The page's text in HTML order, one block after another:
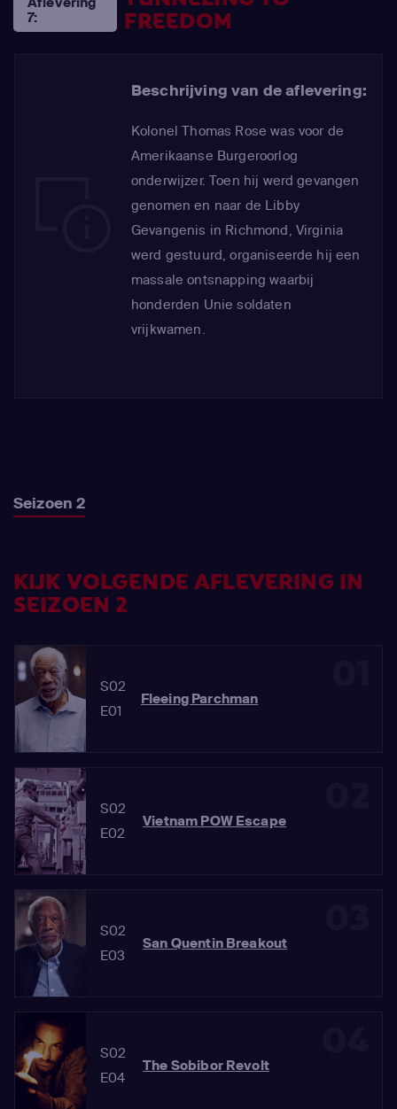
7:
FREEDOM
Beschrijving van de aflevering:
Kolonel Thomas Rose was voor de
Amerikaanse Burgeroorlog
onderwijzer. Toen hij werd gevangen
genomen en naar de Libby
Gevangenis in Richmond, Virginia
werd gestuurd, organiseerde hij een
massale ontsnapping waarbij
honderden Unie soldaten
vrijkwamen.
Seizoen 2
KIJK VOLGENDE AFLEVERING IN
SEIZOEN 2
S02
E01
Fleeing Parchman
S02
E02
Vietnam POW Escape
S02
E03
San Quentin Breakout
S02
E04
The Sobibor Revolt